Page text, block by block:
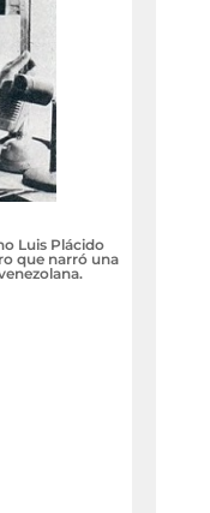
Luis Plácido
que narró una